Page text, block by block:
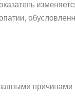
причинами